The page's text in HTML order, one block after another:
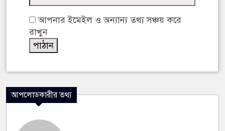
আপনার ইমেইল ও অন্যান্য তথ্য সঞ্চয় করে
রাখুন
আপলোডকারীর তথ্য